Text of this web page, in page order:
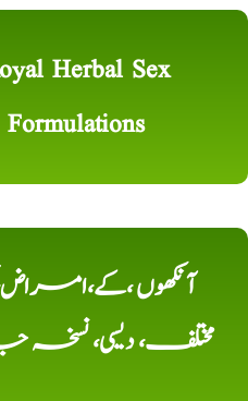
Herbal Sex
Formulations
آنکھوں
مختلف، دیسی،